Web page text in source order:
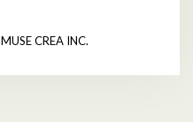
MUSE CREA INC.